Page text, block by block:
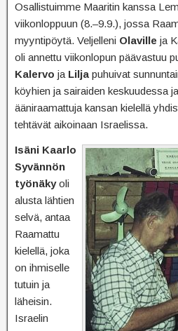
Osallistuimme Maaritin kanssa
viikonloppuun (8.–9.9.), jossa
myyntipöytä. Veljelleni Olaville ja
oli annettu viikonlopun päävastuu
Kalervo ja Lilja puhuivat
köyhien ja sairaiden keskuudessa
ääniraamattuja kansan kielellä
tehtävät aikoinaan Israelissa.
Isäni Kaarlo
Syvännön
työnäkyoli
alusta lähtien
selvä, antaa
Raamattu
kielellä, joka
on ihmiselle
tutuin ja
läheisin.
Israelin